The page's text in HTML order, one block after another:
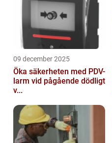
09 december 2025
Öka säkerheten med PDV-
larm vid pågående dödligt
v...